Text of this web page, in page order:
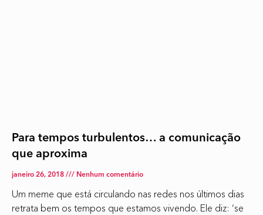
Para tempos turbulentos… a comunicação
que aproxima
janeiro 26, 2018 Nenhum comentário
Um meme que está circulando nas redes nos últimos dias
retrata bem os tempos que estamos vivendo. Ele diz: ‘se